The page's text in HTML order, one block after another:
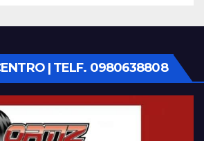
| TELF. 0980638808